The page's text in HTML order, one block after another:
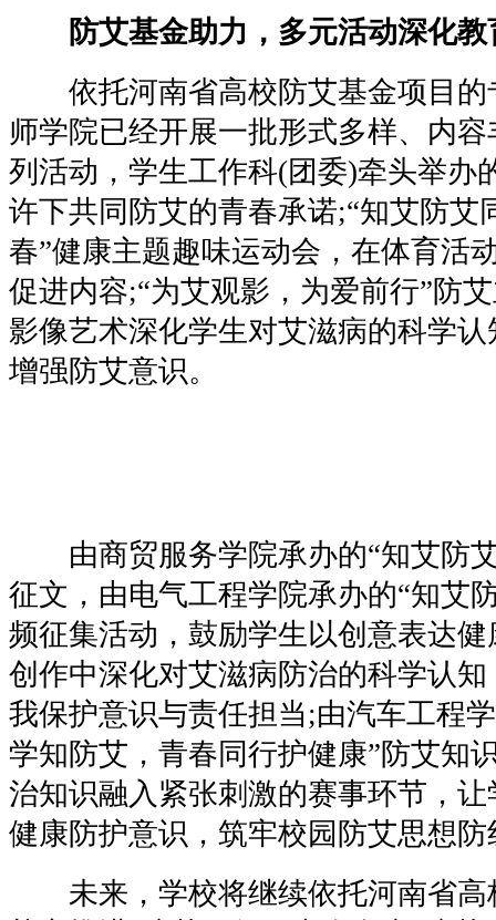
防艾基金助力，多元活动深化教
依托河南省高校防艾基金项目的
师学院已经开展一批形式多样、内
列活动，学生工作科(团委)牵头举办
许下共同防艾的青春承诺;“知艾防艾
春”健康主题趣味运动会，在体育活
促进内容;“为艾观影，为爱前行”防
影像艺术深化学生对艾滋病的科学
增强防艾意识。
由商贸服务学院承办的“知艾防
征文，由电气工程学院承办的“知艾
频征集活动，鼓励学生以创意表达
创作中深化对艾滋病防治的科学认
我保护意识与责任担当;由汽车工程
学知防艾，青春同行护健康”防艾知
治知识融入紧张刺激的赛事环节，
健康防护意识，筑牢校园防艾思想防
未来，学校将继续依托河南省高